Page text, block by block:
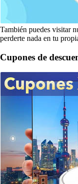
También puedes visitar
perderte nada en tu
Cupones de